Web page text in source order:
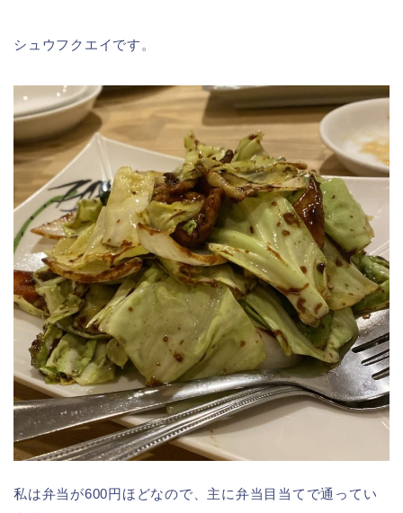
シュウフクエイです。
私は弁当が600円ほどなので、主に弁当目当てで通ってい